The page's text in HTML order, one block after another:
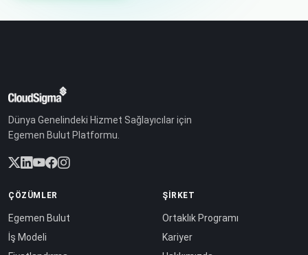
Dünya Genelindeki Hizmet Sağlayıcılar için
Egemen Bulut Platformu.
ÇÖZÜMLER
Egemen Bulut
İş Modeli
ŞIRKET
Ortaklık Programı
Kariyer